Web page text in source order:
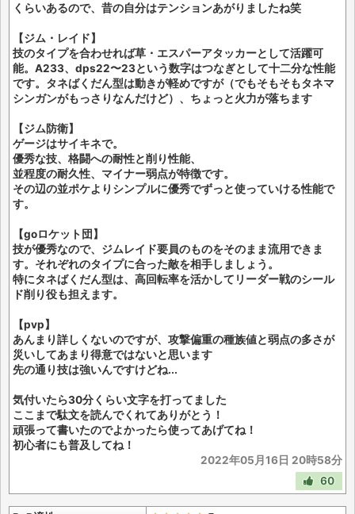
くらいあるので、昔の自分はテンションあがりましたね笑
【ジム・レイド】
技のタイプを合わせれば草・エスパーアタッカーとして活躍可
能。A233、dps22〜23という数字はつなぎとして十二分な性能
です。タネばくだん型は動きが軽めですが（でもそもそもタネマ
シンガンがもっさりなんだけど）、ちょっと火力が落ちます
【ジム防衛】
ゲージはサイキネで。
優秀な技、格闘への耐性と削り性能、
並程度の耐久性、マイナー弱点が特徴です。
その辺の並ポケよりシンプルに優秀でずっと使っていける性能で
す。
【goロケット団】
技が優秀なので、ジムレイド要員のものをそのまま流用できま
す。それぞれのタイプに合った敵を相手しましょう。
特にタネばくだん型は、高回転率を活かしてリーダー戦のシール
ド削り役も担えます。
【pvp】
あんまり詳しくないのですが、攻撃偏重の種族値と弱点の多さが
災いしてあまり得意ではないと思います
先の通り技は強いんですけどね...
気付いたら30分くらい文字を打ってました
ここまで駄文を読んでくれてありがとう！
頑張って書いたのでよかったら使ってあげてね！
初心者にも普及してね！
2022年05月16日 20時58分
60